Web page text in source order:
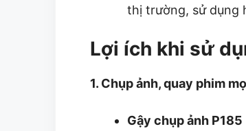
thị trường, sử dụng
Lợi ích khi sử
1. Chụp ảnh, quay phim
Gậy chụp ảnh P185